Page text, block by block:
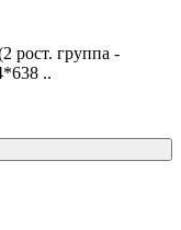
рост. группа -
..